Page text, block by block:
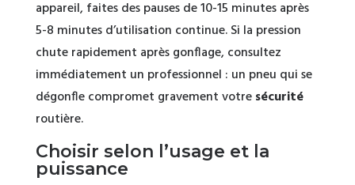
appareil, faites des pauses de 10-15 minutes après
5-8 minutes d’utilisation continue. Si la pression
chute rapidement après gonflage, consultez
immédiatement un professionnel : un pneu qui se
dégonfle compromet gravement votresécurité
routière.
Choisir selon l’usage et la
puissance